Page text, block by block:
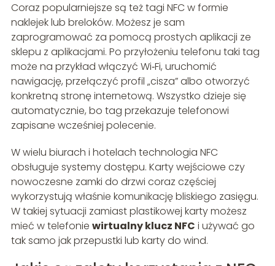
Coraz popularniejsze są też tagi NFC w formie
naklejek lub breloków. Możesz je sam
zaprogramować za pomocą prostych aplikacji ze
sklepu z aplikacjami. Po przyłożeniu telefonu taki tag
może na przykład włączyć Wi‑Fi, uruchomić
nawigację, przełączyć profil „cisza” albo otworzyć
konkretną stronę internetową. Wszystko dzieje się
automatycznie, bo tag przekazuje telefonowi
zapisane wcześniej polecenie.
W wielu biurach i hotelach technologia NFC
obsługuje systemy dostępu. Karty wejściowe czy
nowoczesne zamki do drzwi coraz częściej
wykorzystują właśnie komunikację bliskiego zasięgu.
W takiej sytuacji zamiast plastikowej karty możesz
mieć w telefonie wirtualny klucz NFC i używać go
tak samo jak przepustki lub karty do wind.